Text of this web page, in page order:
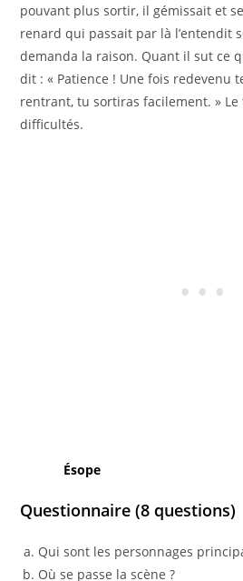
pouvant plus sortir, il gémissait et
renard qui passait par là l’entendit
demanda la raison. Quant il sut ce
dit : « Patience ! Une fois redevenu
rentrant, tu sortiras facilement. »
difficultés.
Ésope
Questionnaire (8 questions)
Qui sont les personnages
Où se passe la scène ?